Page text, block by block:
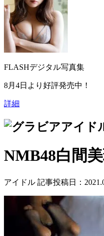
FLASHデジタル写真集
8月4日より好評発売中！
詳細
アイド
NMB48白間
アイドル 記事投稿日：